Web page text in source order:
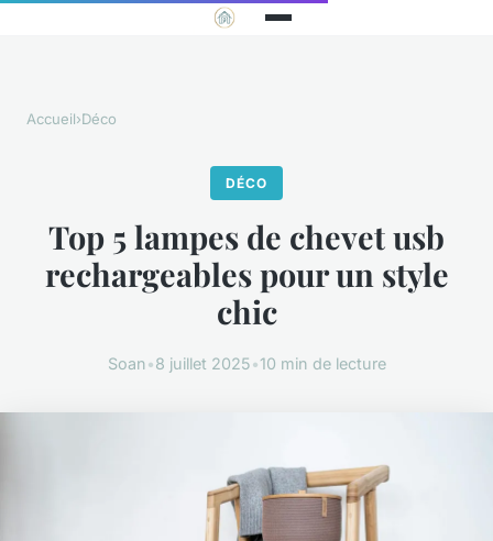
Accueil›Déco
DÉCO
Top 5 lampes de chevet usb
rechargeables pour un style
chic
Soan•8 juillet 2025•10 min de lecture